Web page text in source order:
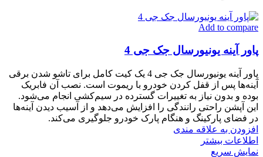
Add to compare
پاور آینه یونیورسال جک جی 4
پاور آینه یونیورسال جک جی 4 یک کیت کامل برای تاشو شدن برقی
آینه‌ها پس از قفل کردن خودرو با ریموت است. نصب آن فابریک
بوده و بدون نیاز به تغییرات گسترده در سیم‌کشی انجام می‌شود.
این آپشن راحتی رانندگی را افزایش می‌دهد و از آسیب دیدن آینه‌ها
در فضای پارکینگ و هنگام پارک خودرو جلوگیری می‌کند.
افزودن به علاقه مندی
اطلاعات بیشتر
نمایش سریع